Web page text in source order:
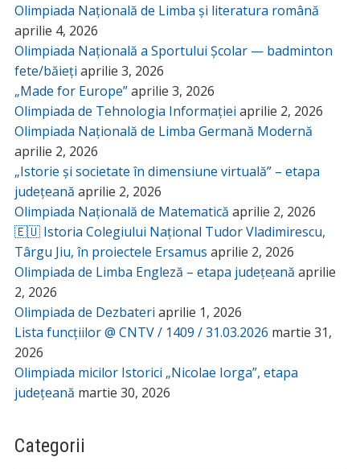
Olimpiada Națională de Limba și literatura română
aprilie 4, 2026
Olimpiada Națională a Sportului Școlar — badminton
fete/băieți aprilie 3, 2026
„Made for Europe”aprilie 3, 2026
Olimpiada de Tehnologia Informației aprilie 2, 2026
Olimpiada Națională de Limba Germană Modernă
aprilie 2, 2026
„Istorie și societate în dimensiune virtuală” – etapa
județeană aprilie 2, 2026
Olimpiada Națională de Matematică aprilie 2, 2026
🇪🇺 Istoria Colegiului Național Tudor Vladimirescu,
Târgu Jiu, în proiectele Ersamus aprilie 2, 2026
Olimpiada de Limba Engleză – etapa județeană aprilie
2, 2026
Olimpiada de Dezbateri aprilie 1, 2026
Lista funcțiilor @ CNTV / 1409 / 31.03.2026 martie 31,
2026
Olimpiada micilor Istorici „Nicolae Iorga”, etapa
județeană martie 30, 2026
Categorii